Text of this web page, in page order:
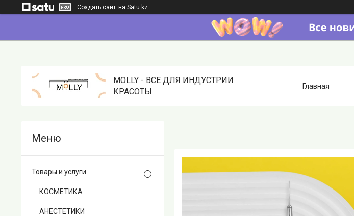
Создать сайт на Satu.kz
MOLLY - ВСЕ ДЛЯ ИНДУСТРИИ
КРАСОТЫ
Главная
Товары и услуги
КОСМЕТИКА
АНЕСТЕТИКИ